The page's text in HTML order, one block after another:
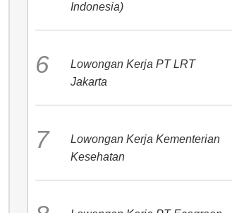
Indonesia)
Lowongan Kerja PT LRT
Jakarta
Lowongan Kerja Kementerian
Kesehatan